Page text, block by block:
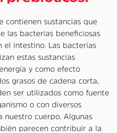
contienen sustancias que
las bacterias beneficiosas
el intestino. Las bacterias
estas sustancias
y como efecto
grasos de cadena corta,
ser utilizados como fuente
o con diversos
nuestro cuerpo. Algunas
parecen contribuir a la